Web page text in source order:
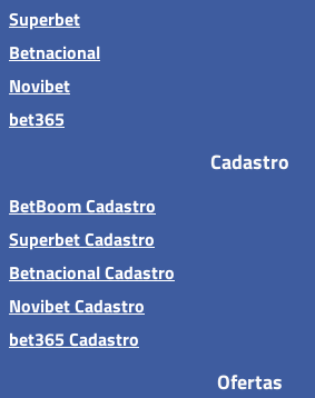
Superbet
Betnacional
Novibet
bet365
Cadastro
BetBoom Cadastro
Superbet Cadastro
Betnacional Cadastro
Novibet Cadastro
bet365 Cadastro
Ofertas